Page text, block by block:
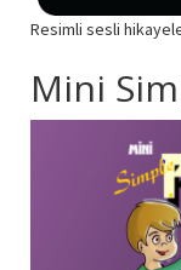
Resimli sesli
Mini